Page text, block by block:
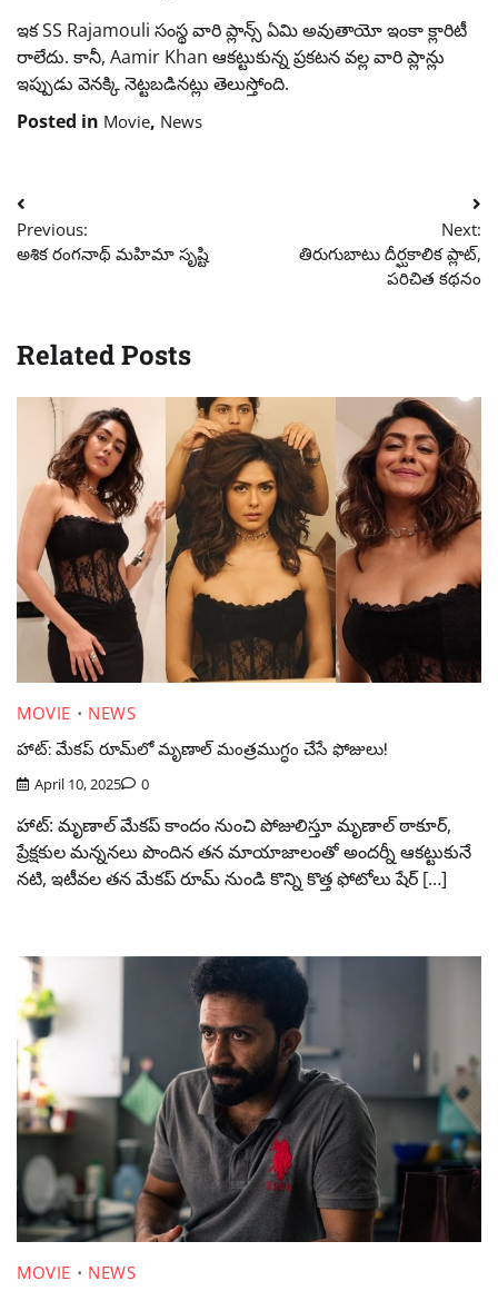
ఇక SS Rajamouli సంస్థ వారి ప్లాన్స్ ఏమి అవుతాయో ఇంకా క్లారిటీ
రాలేదు. కానీ, Aamir Khan ఆకట్టుకున్న ప్రకటన వల్ల వారి ప్లాన్లు
ఇప్పుడు వెనక్కి నెట్టబడినట్లు తెలుస్తోంది.
Posted in Movie, News
Post
navigation
Previous:
అశిక రంగనాథ్ మహిమా సృష్టి
Next:
తిరుగుబాటు దీర్ఘకాలిక ప్లాట్,
పరిచిత కథనం
Related Posts
MOVIE
NEWS
హాట్: మేకప్ రూమ్‌లో మృణాల్ మంత్రముగ్ధం చేసే ఫోజులు!
April 10, 2025 0
హాట్: మృణాల్ మేకప్ కాందం నుంచి పోజులిస్తూ మృణాల్ ఠాకూర్,
ప్రేక్షకుల మన్ననలు పొందిన తన మాయాజాలంతో అందర్నీ ఆకట్టుకునే
నటి, ఇటీవల తన మేకప్ రూమ్ నుండి కొన్ని కొత్త ఫోటోలు షేర్ […]
MOVIE
NEWS